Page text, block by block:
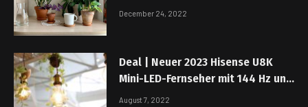
December 24, 2022
Deal | Neuer 2023 Hisense U8K
Mini-LED-Fernseher mit 144 Hz und
1.500 Nits bereits um 38 %
August 7, 2022